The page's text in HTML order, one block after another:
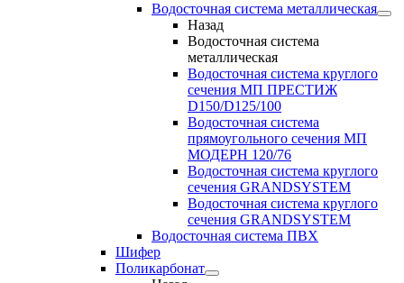
Водосточная система металлическая
Назад
Водосточная система
металлическая
Водосточная система круглого
сечения МП ПРЕСТИЖ
D150/D125/100
Водосточная система
прямоугольного сечения МП
МОДЕРН 120/76
Водосточная система круглого
сечения GRANDSYSTEM
Водосточная система круглого
сечения GRANDSYSTEM
Водосточная система ПВХ
Шифер
Поликарбонат